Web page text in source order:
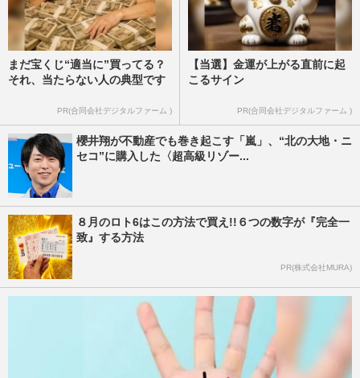
まだ宝くじ“適当に”買ってる？
それ、当たらない人の典型です
PR(合同会社デジタルファーム )
【当選】金運が上がる直前に起
こるサイン
PR(合同会社デジタルファーム )
櫻井翔が不動産でも巻き起こす「嵐」、“北の大地・ニ
セコ”に購入した〈超高級リゾー...
８月のロト6はこの方法で買え!!６つの数字が『完全一
致』する方法
PR(株式会社MURA)